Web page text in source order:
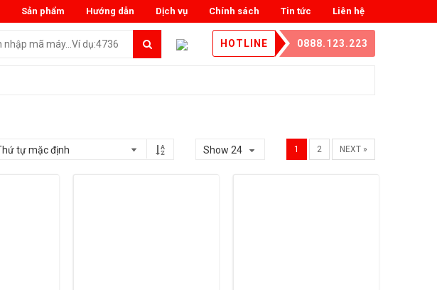
Liên hệ
Tin tức
Chính sách
Dịch vụ
Hướng dẫn
Sản phẩm
HOTLINE 0888.123.223
1 2 NEXT »
Show 24